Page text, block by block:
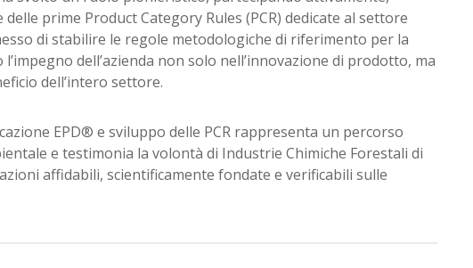
prime Product Category Rules (PCR) dedicate al settore
di stabilire le regole metodologiche di riferimento per la
dell’azienda non solo nell’innovazione di prodotto, ma
dell’intero settore.
EPD® e sviluppo delle PCR rappresenta un percorso
e testimonia la volontà di Industrie Chimiche Forestali di
affidabili, scientificamente fondate e verificabili sulle